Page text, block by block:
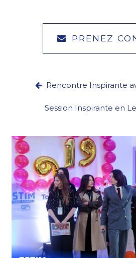
PRENEZ
Rencontre Inspirante
Session Inspirante en